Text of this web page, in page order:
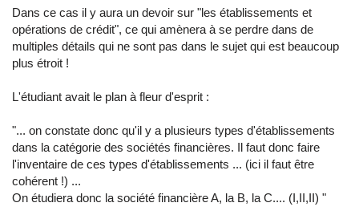
Dans ce cas il y aura un devoir sur "les établissements et
opérations de crédit", ce qui amènera à se perdre dans de
multiples détails qui ne sont pas dans le sujet qui est beaucoup
plus étroit !
L'étudiant avait le plan à fleur d'esprit :
"... on constate donc qu'il y a plusieurs types d'établissements
dans la catégorie des sociétés financières. Il faut donc faire
l'inventaire de ces types d'établissements ... (ici il faut être
cohérent !) ...
On étudiera donc la société financière A, la B, la C.... (I,II,II) "